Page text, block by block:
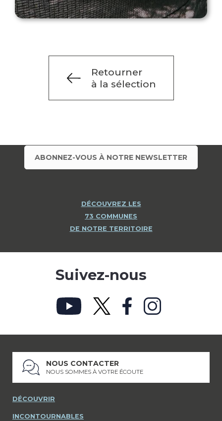
Retourner
à la sélection
ABONNEZ-VOUS À NOTRE NEWSLETTER
DÉCOUVREZ LES
73 COMMUNES
DE NOTRE TERRITOIRE
Suivez-nous
NOUS CONTACTER
NOUS SOMMES À VOTRE ÉCOUTE
DÉCOUVRIR
INCONTOURNABLES